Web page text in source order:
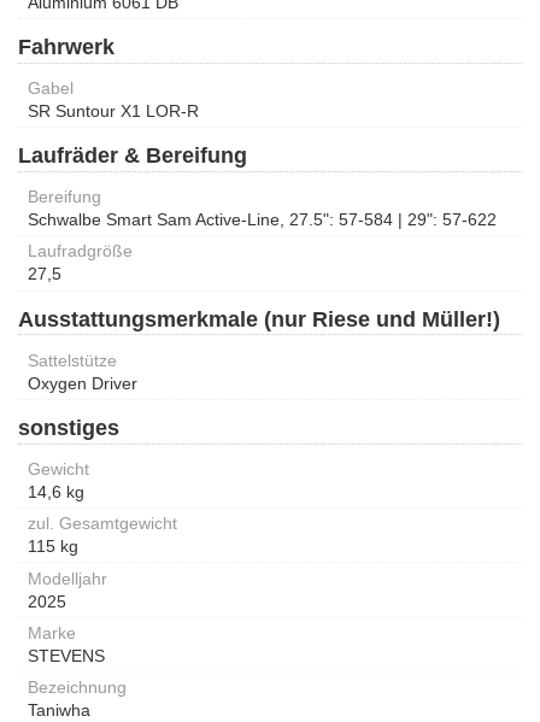
Fahrwerk
Gabel
SR Suntour X1 LOR-R
Laufräder & Bereifung
Bereifung
Schwalbe Smart Sam Active-Line, 27.5": 57-584 | 29": 57-622
Laufradgröße
27,5
Ausstattungsmerkmale (nur Riese und Müller!)
Sattelstütze
Oxygen Driver
sonstiges
Gewicht
14,6 kg
zul. Gesamtgewicht
115 kg
Modelljahr
2025
Marke
STEVENS
Bezeichnung
Taniwha